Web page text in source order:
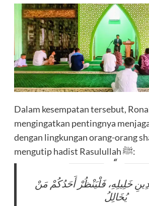
Dalam kesempatan tersebut,
mengingatkan pentingnya
dengan lingkungan orang-orang
mengutip hadist Rasulullah ﷺ:
خَلِيلِهِ، فَلْيَنْظُرْ أَحَدُكُمْ مَنْ
يُخَالِلُ